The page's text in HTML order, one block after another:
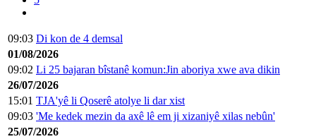
09:03 Di kon de 4 demsal
01/08/2026
09:02 Li 25 bajaran bîstanê komun:Jin aboriya xwe ava dikin
26/07/2026
15:01 TJA'yê li Qoserê atolye li dar xist
09:03 'Me kedek mezin da axê lê em ji xizaniyê xilas nebûn'
25/07/2026